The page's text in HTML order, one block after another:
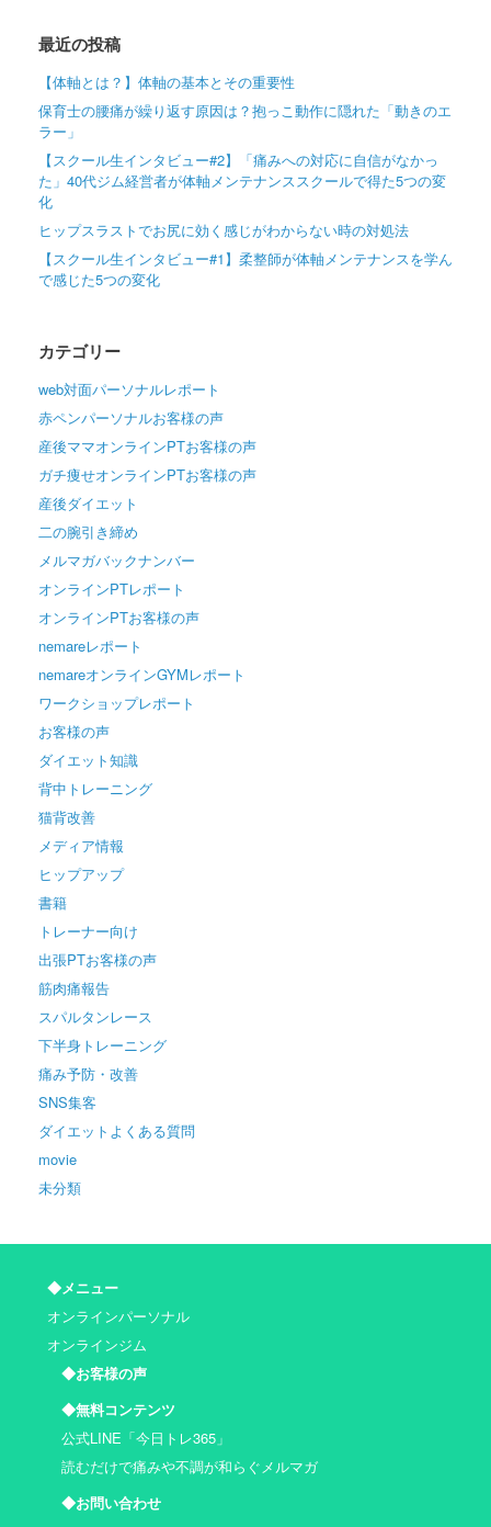
最近の投稿
【体軸とは？】体軸の基本とその重要性
保育士の腰痛が繰り返す原因は？抱っこ動作に隠れた「動きのエ
ラー」
【スクール生インタビュー#2】「痛みへの対応に自信がなかっ
た」40代ジム経営者が体軸メンテナンススクールで得た5つの変
化
ヒップスラストでお尻に効く感じがわからない時の対処法
【スクール生インタビュー#1】柔整師が体軸メンテナンスを学ん
で感じた5つの変化
カテゴリー
web対面パーソナルレポート
赤ペンパーソナルお客様の声
産後ママオンラインPTお客様の声
ガチ痩せオンラインPTお客様の声
産後ダイエット
二の腕引き締め
メルマガバックナンバー
オンラインPTレポート
オンラインPTお客様の声
nemareレポート
nemareオンラインGYMレポート
ワークショップレポート
お客様の声
ダイエット知識
背中トレーニング
猫背改善
メディア情報
ヒップアップ
書籍
トレーナー向け
出張PTお客様の声
筋肉痛報告
スパルタンレース
下半身トレーニング
痛み予防・改善
SNS集客
ダイエットよくある質問
movie
未分類
◆メニュー
オンラインパーソナル
オンラインジム
◆お客様の声
◆無料コンテンツ
公式LINE「今日トレ365」
読むだけで痛みや不調が和らぐメルマガ
◆お問い合わせ